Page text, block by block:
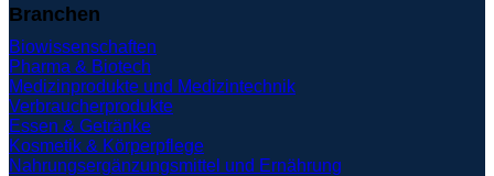
Branchen
Biowissenschaften
Pharma & Biotech
Medizinprodukte und Medizintechnik
Verbraucherprodukte
Essen & Getränke
Kosmetik & Körperpflege
Nahrungsergänzungsmittel und Ernährung